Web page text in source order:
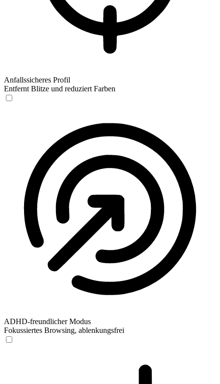
Anfallssicheres Profil
Entfernt Blitze und reduziert Farben
ADHD-freundlicher Modus
Fokussiertes Browsing, ablenkungsfrei